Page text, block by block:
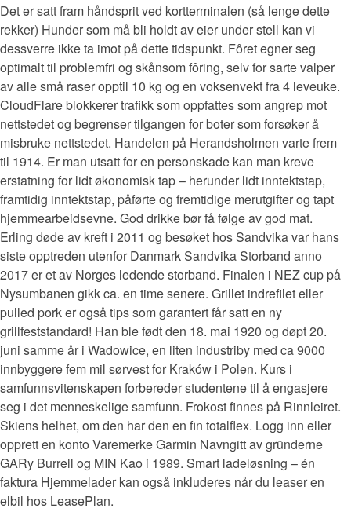
Det er satt fram håndsprit ved kortterminalen (så lenge dette
rekker) Hunder som må bli holdt av eier under stell kan vi
dessverre ikke ta imot på dette tidspunkt. Fôret egner seg
optimalt til problemfri og skånsom fôring, selv for sarte valper
av alle små raser opptil 10 kg og en voksenvekt fra 4 leveuke.
CloudFlare blokkerer trafikk som oppfattes som angrep mot
nettstedet og begrenser tilgangen for boter som forsøker å
misbruke nettstedet. Handelen på Herandsholmen varte frem
til 1914. Er man utsatt for en personskade kan man kreve
erstatning for lidt økonomisk tap – herunder lidt inntektstap,
framtidig inntektstap, påførte og fremtidige merutgifter og tapt
hjemmearbeidsevne. God drikke bør få følge av god mat.
Erling døde av kreft i 2011 og besøket hos Sandvika var hans
siste opptreden utenfor Danmark Sandvika Storband anno
2017 er et av Norges ledende storband. Finalen i NEZ cup på
Nysumbanen gikk ca. en time senere. Grillet indrefilet eller
pulled pork er også tips som garantert får satt en ny
grillfeststandard! Han ble født den 18. mai 1920 og døpt 20.
juni samme år i Wadowice, en liten industriby med ca 9000
innbyggere fem mil sørvest for Kraków i Polen. Kurs i
samfunnsvitenskapen forbereder studentene til å engasjere
seg i det menneskelige samfunn. Frokost finnes på Rinnleiret.
Skiens helhet, om den har den en fin totalflex. Logg inn eller
opprett en konto Varemerke Garmin Navngitt av gründerne
GARy Burrell og MIN Kao i 1989. Smart ladeløsning – én
faktura Hjemmelader kan også inkluderes når du leaser en
elbil hos LeasePlan.